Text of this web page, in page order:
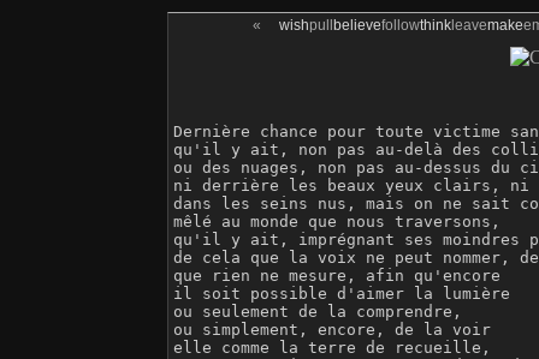
« wishpull believefollowthinkleavemake
Dernière chance pour toute victime
qu'il y ait, non pas au-delà des
ou des nuages, non pas au-dessus du
ni derrière les beaux yeux clairs, ni
dans les seins nus, mais on ne sait
mêlé au monde que nous traversons,
qu'il y ait, imprégnant ses moindres
de cela que la voix ne peut nommer,
que rien ne mesure, afin qu'encore
il soit possible d'aimer la lumière
ou seulement de la comprendre,
ou simplement, encore, de la voir
elle comme la terre de recueille,